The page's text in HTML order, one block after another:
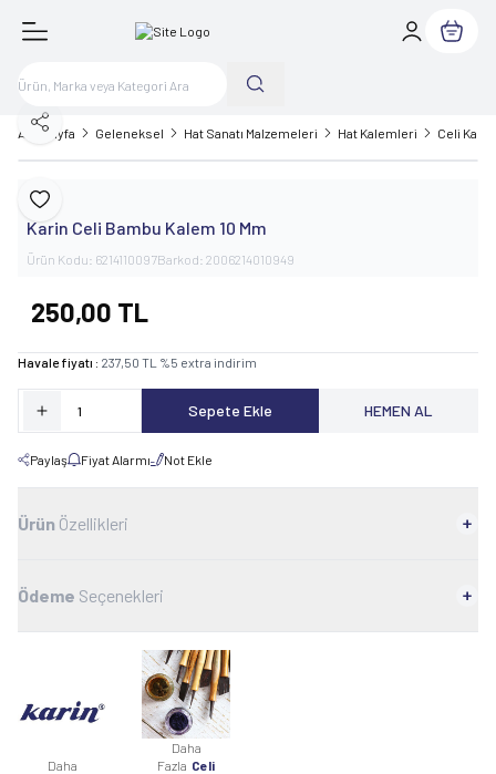
Sepetim
Ana Sayfa Geleneksel Hat Sanatı Malzemeleri Hat Kalemleri Celi
Favoriye Ekle
Paylaş
Karin
Karin Celi Bambu Kalem 10 Mm
Ürün Kodu: 6214110097Barkod: 2006214010949
250,00 TL
Havale fiyatı : 237,50 TL %5 extra indirim
Sepete Ekle HEMEN AL
Paylaş Fiyat Alarmı Not Ekle
Ürün Özellikleri
Ödeme Seçenekleri
Daha
Daha
Fazla Celi